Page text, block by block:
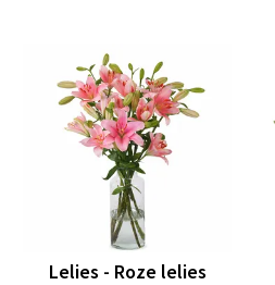
Lelies - Roze lelies